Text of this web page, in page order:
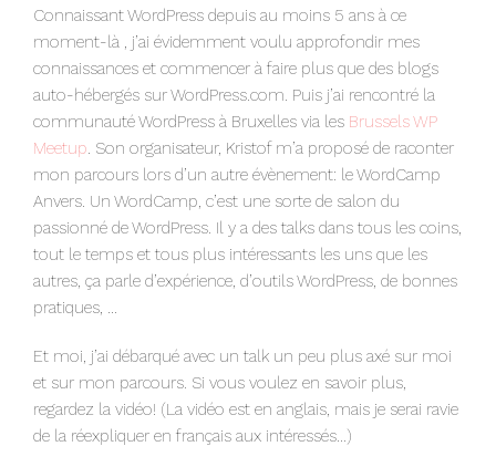
Connaissant WordPress depuis au moins 5 ans à ce
moment-là , j’ai évidemment voulu approfondir mes
connaissances et commencer à faire plus que des blogs
auto-hébergés sur WordPress.com. Puis j’ai rencontré la
communauté WordPress à Bruxelles via les Brussels WP
Meetup. Son organisateur, Kristof m’a proposé de raconter
mon parcours lors d’un autre évènement: le WordCamp
Anvers. Un WordCamp, c’est une sorte de salon du
passionné de WordPress. Il y a des talks dans tous les coins,
tout le temps et tous plus intéressants les uns que les
autres, ça parle d’expérience, d’outils WordPress, de bonnes
pratiques, …
Et moi, j’ai débarqué avec un talk un peu plus axé sur moi
et sur mon parcours. Si vous voulez en savoir plus,
regardez la vidéo! (La vidéo est en anglais, mais je serai ravie
de la réexpliquer en français aux intéressés…)